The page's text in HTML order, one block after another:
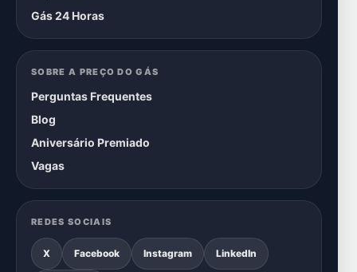
Gás 24 Horas
SOBRE A PREÇO DO GÁS
Perguntas Frequentes
Blog
Aniversário Premiado
Vagas
REDES SOCIAIS
X Facebook Instagram LinkedIn